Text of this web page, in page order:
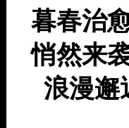
暮春治
悄然来
浪漫邂